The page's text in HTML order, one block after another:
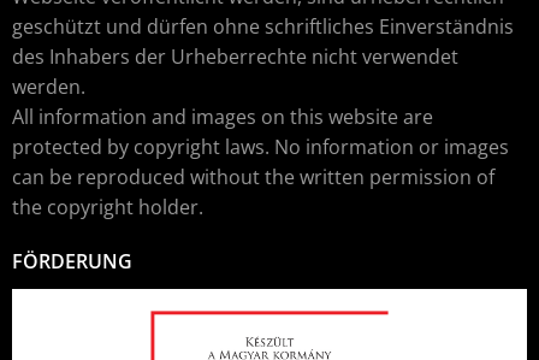
geschützt und dürfen ohne schriftliches Einverständnis
des Inhabers der Urheberrechte nicht verwendet
werden.
All information and images on this website are
protected by copyright laws. No information or images
can be reproduced without the written permission of
the copyright holder.
FÖRDERUNG